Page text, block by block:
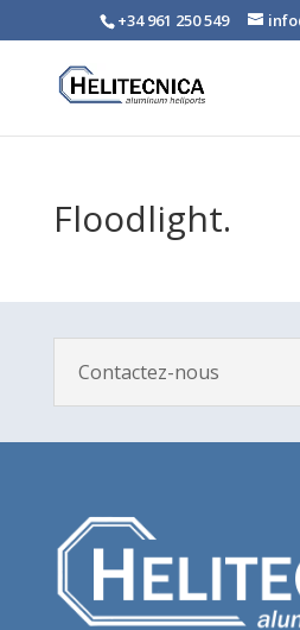
+34 961 250 549
Floodlight.
Contactez-nous